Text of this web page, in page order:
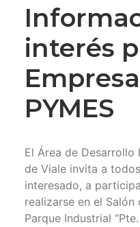
GOBIERNO
HCD
TRÁMITES Y SERVICIOS
CIUDAD
interés
PYMES
El Área de
de Viale invita a
interesado, a
realizarse en el
Parque Industrial